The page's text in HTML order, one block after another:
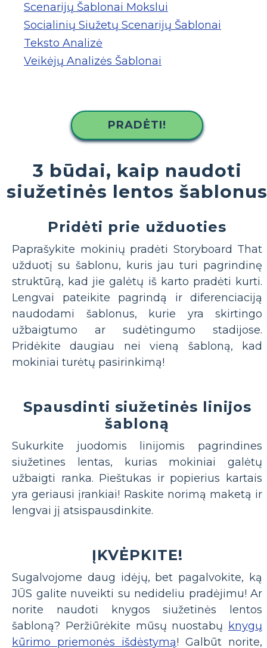
Scenarijų Šablonai Mokslui
Socialinių Siužetų Scenarijų Šablonai
Teksto Analizė
Veikėjų Analizės Šablonai
PRADĖTI!
3 būdai, kaip naudoti
siužetinės lentos šablonus
Pridėti prie užduoties
Paprašykite mokinių pradėti Storyboard That
užduotį su šablonu, kuris jau turi pagrindinę
struktūrą, kad jie galėtų iš karto pradėti kurti.
Lengvai pateikite pagrindą ir diferenciaciją
naudodami šablonus, kurie yra skirtingo
užbaigtumo ar sudėtingumo stadijose.
Pridėkite daugiau nei vieną šabloną, kad
mokiniai turėtų pasirinkimą!
Spausdinti siužetinės linijos
šabloną
Sukurkite juodomis linijomis pagrindines
siužetines lentas, kurias mokiniai galėtų
užbaigti ranka. Pieštukas ir popierius kartais
yra geriausi įrankiai! Raskite norimą maketą ir
lengvai jį atsispausdinkite.
ĮKVĖPKITE!
Sugalvojome daug idėjų, bet pagalvokite, ką
JŪS galite nuveikti su nedideliu pradėjimu! Ar
norite naudoti knygos siužetinės lentos
šabloną? Peržiūrėkite mūsų nuostabų knygų
kūrimo priemonės išdėstymą! Galbūt norite,